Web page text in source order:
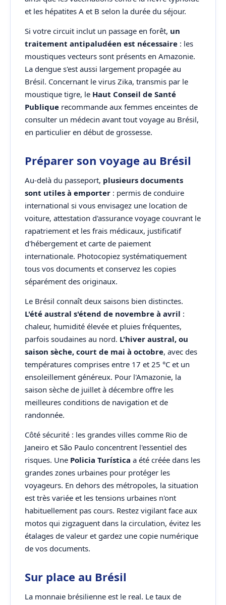
et les hépatites A et B selon la durée du séjour.
Si votre circuit inclut un passage en forêt, un
traitement antipaludéen est nécessaire : les
moustiques vecteurs sont présents en Amazonie.
La dengue s'est aussi largement propagée au
Brésil. Concernant le virus Zika, transmis par le
moustique tigre, le Haut Conseil de Santé
Publique recommande aux femmes enceintes de
consulter un médecin avant tout voyage au Brésil,
en particulier en début de grossesse.
Préparer son voyage au Brésil
Au-delà du passeport, plusieurs documents
sont utiles à emporter : permis de conduire
international si vous envisagez une location de
voiture, attestation d'assurance voyage couvrant le
rapatriement et les frais médicaux, justificatif
d'hébergement et carte de paiement
internationale. Photocopiez systématiquement
tous vos documents et conservez les copies
séparément des originaux.
Le Brésil connaît deux saisons bien distinctes.
L'été austral s'étend de novembre à avril :
chaleur, humidité élevée et pluies fréquentes,
parfois soudaines au nord. L'hiver austral, ou
saison sèche, court de mai à octobre, avec des
températures comprises entre 17 et 25 °C et un
ensoleillement généreux. Pour l'Amazonie, la
saison sèche de juillet à décembre offre les
meilleures conditions de navigation et de
randonnée.
Côté sécurité : les grandes villes comme Rio de
Janeiro et São Paulo concentrent l'essentiel des
risques. Une Policia Turística a été créée dans les
grandes zones urbaines pour protéger les
voyageurs. En dehors des métropoles, la situation
est très variée et les tensions urbaines n'ont
habituellement pas cours. Restez vigilant face aux
motos qui zigzaguent dans la circulation, évitez les
étalages de valeur et gardez une copie numérique
de vos documents.
Sur place au Brésil
La monnaie brésilienne est le real. Le taux de